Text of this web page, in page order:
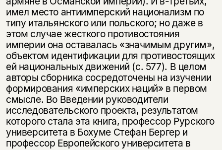
имел место антиимперский национализм по
типу италь­ян­ского или польского; но даже в
этом случае жесткого противостояния
империи она оставалась «значимым другим»,
объектом идентификации для противостоящих
ей национальных движений (с. 577). В целом
авторы сборника сосредоточены на изу­чении
формирования «имперских наций» в первом
смысле. Во Введении руко­водители
исследовательского проекта, результатом
которого стала эта книга, профессор Рурского
университета в Бохуме Стефан Бергер и
профессор Европейского университета в